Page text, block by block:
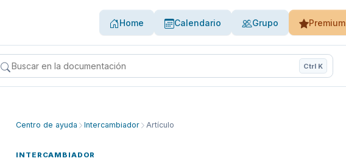
Home Calendario Grupo Premium
Buscar en el centro de ayuda
Ctrl K
Centro de ayuda Intercambiador Artículo
INTERCAMBIADOR